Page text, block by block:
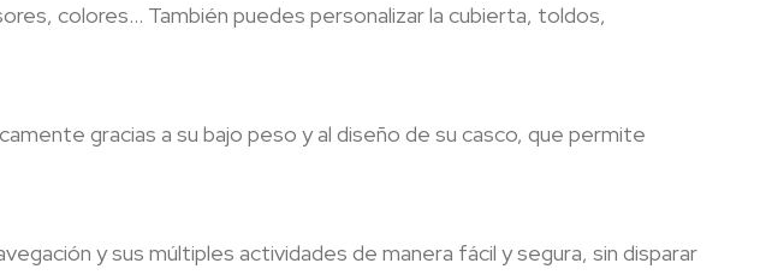
colores… También puedes personalizar la cubierta, toldos,
gracias a su bajo peso y al diseño de su casco, que permite
y sus múltiples actividades de manera fácil y segura, sin disparar